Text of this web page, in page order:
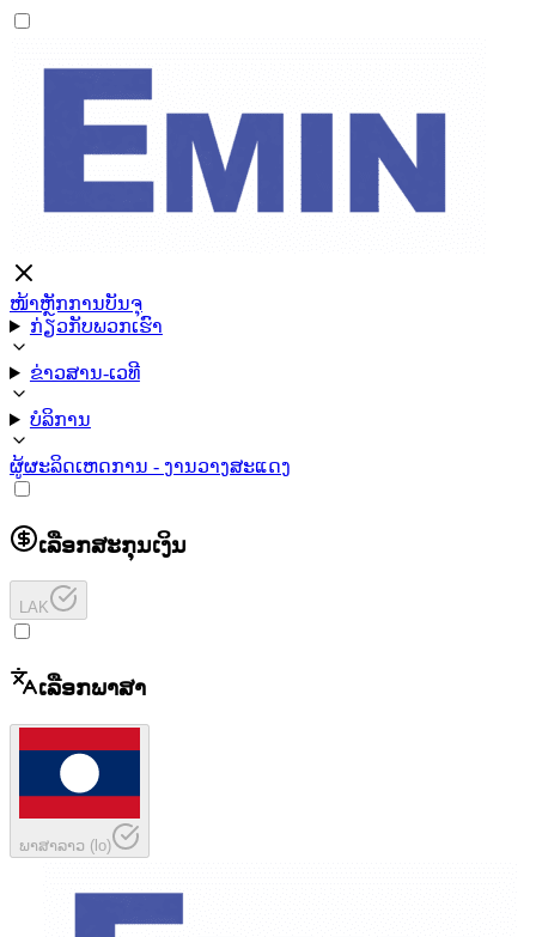
ໜ້າຫຼັກການບັນຈຸ
ກ່ຽວກັບພວກເຮົາ
ຂ່າວສານ-ເວທີ
ບໍລິການ
ຜູ້ຜະລິດເຫດການ - ງານວາງສະແດງ
ເລືອກສະກຸນເງິນ
LAK
ເລືອກພາສາ
ພາສາລາວ (lo)